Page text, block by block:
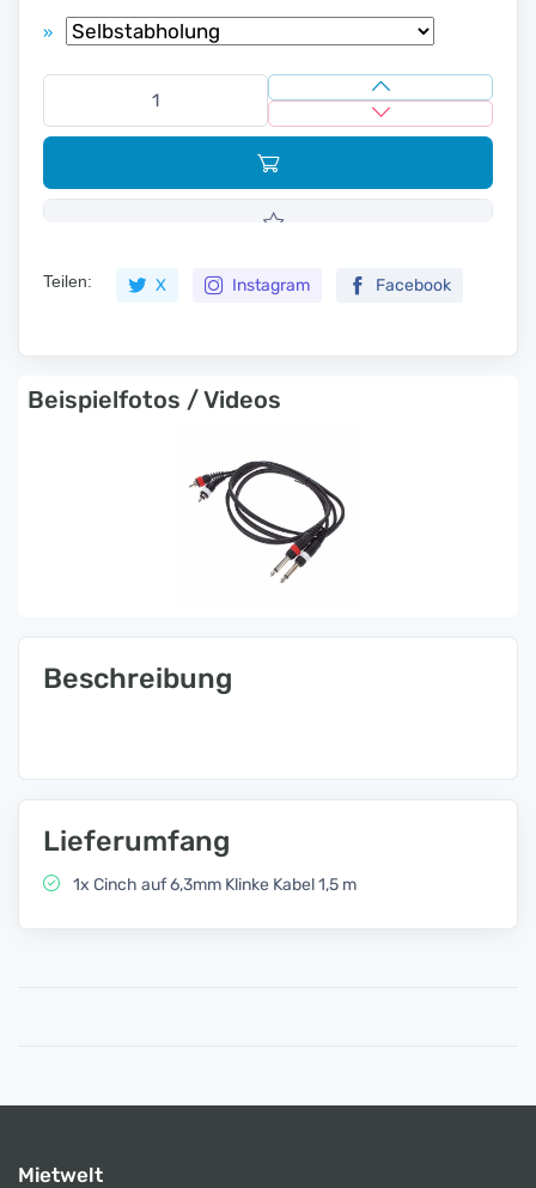
»
Teilen: X Instagram Facebook
Beispielfotos / Videos
Beschreibung
Lieferumfang
1x Cinch auf 6,3mm Klinke Kabel 1,5 m
Mietwelt